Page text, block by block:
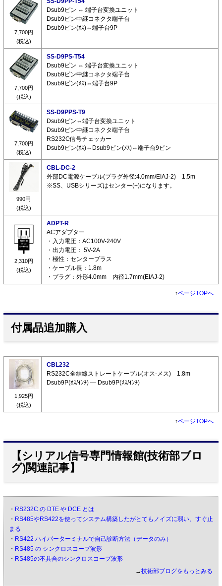
7,700円
(税込)
Dsub9ピン ⇔ 端子台変換ユニット
Dsub9ピン中継コネクタ端子台
Dsub9ピン(ｵｽ)⇔端子台9P
7,700円
(税込)
SS-D9PS-T54
Dsub9ピン ⇔ 端子台変換ユニット
Dsub9ピン中継コネクタ端子台
Dsub9ピン(ﾒｽ)⇔端子台9P
7,700円
(税込)
SS-D9PPS-T9
Dsub9ピン⇔端子台変換ユニット
Dsub9ピン中継コネクタ端子台
RS232C信号チェッカー
Dsub9ピン(ｵｽ)⇔Dsub9ピン(ﾒｽ)⇔端子台9ピン
990円
(税込)
CBL-DC-2
外部DC電源ケーブル(プラグ外径:4.0mm/EIAJ-2) 1.5m
※SS、USBシリーズはセンター(+)になります。
2,310円
(税込)
ADPT-R
ACアダプター
・入力電圧：AC100V-240V
・出力電圧： 5V-2A
・極性：センタープラス
・ケーブル長：1.8m
・プラグ：外形4.0mm 内径1.7mm(EIAJ-2)
↑ページTOPへ
付属品追加購入
1,925円
(税込)
CBL232
RS232C全結線ストレートケーブル(オス-メス) 1.8m
Dsub9P(ｵｽ/ｲﾝﾁ) ― Dsub9P(ﾒｽ/ｲﾝﾁ)
↑ページTOPへ
【シリアル信号専門情報館(技術部ブロ
グ)関連記事】
・ RS232C の DTE や DCE とは
・ RS485やRS422を使ってシステム構築したがとてもノイズに弱い、すぐ止
まる
・ RS422 ハイパーターミナルで自己診断方法（データのみ）
・ RS485 の シンクロスコープ波形
・ RS485の不具合のシンクロスコープ波形
→技術部ブログをもっとみる